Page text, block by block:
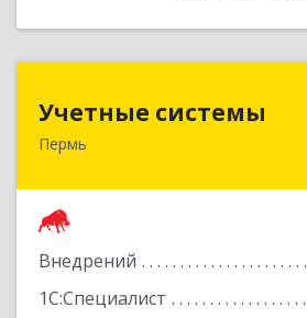
Учетные системы
Пермь
Внедрений
1С:Специалист
614097, Пермский край, Пермь